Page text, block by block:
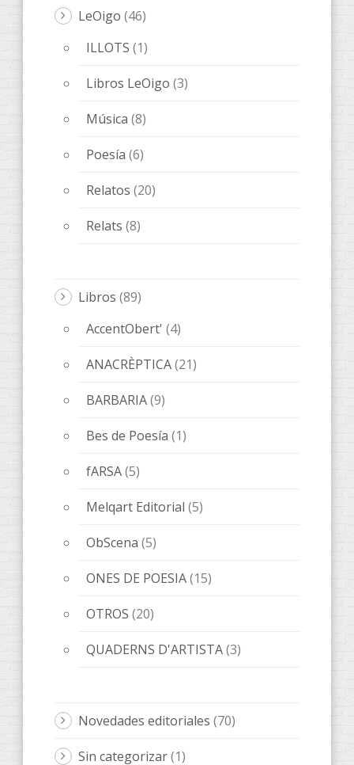
LeOigo (46)
ILLOTS (1)
Libros LeOigo (3)
Música (8)
Poesía (6)
Relatos (20)
Relats (8)
Libros (89)
AccentObert' (4)
ANACRÈPTICA(21)
BARBARIA(9)
Bes de Poesía (1)
fARSA(5)
Melqart Editorial (5)
ObScena (5)
ONES DE POESIA(15)
OTROS (20)
QUADERNS D'ARTISTA(3)
Novedades editoriales (70)
Sin categorizar(1)